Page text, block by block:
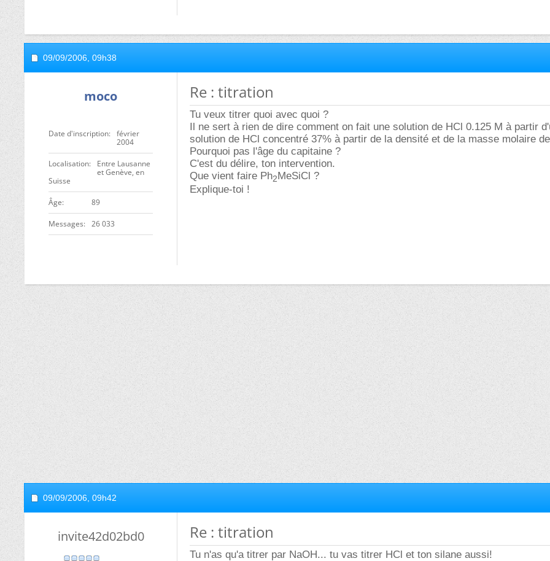
09/09/2006, 09h38
moco
Date d'inscription
février
2004
Localisation
Entre Lausanne
et Genève, en
Suisse
ge 89
Messages 26 033
Re : titration
Tu veux titrer quoi avec quoi ?
Il ne sert à rien de dire comment on fait une solution de HCl 0.125 M à partir
solution de HCl concentré 37% à partir de la densité et de la masse molaire
Pourquoi pas l'âge du capitaine ?
C'est du délire, ton intervention.
Que vient faire Ph2MeSiCl ?
Explique-toi !
09/09/2006, 09h42
invite42d02bd0 Re : titration
Tu n'as qu'a titrer par NaOH... tu vas titrer HCl et ton silane aussi!